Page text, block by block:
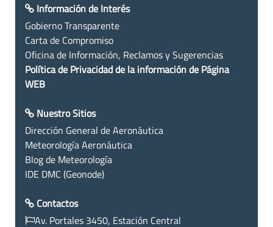
Información de Interés
Gobierno Transparente
Carta de Compromiso
Oficina de Información, Reclamos y Sugerencias
Política de Privacidad de la información de Página
WEB
Nuestro Sitios
Dirección General de Aeronáutica
Meteorología Aeronáutica
Blog de Meteorología
IDE DMC (Geonode)
Contactos
Av. Portales 3450, Estación Central